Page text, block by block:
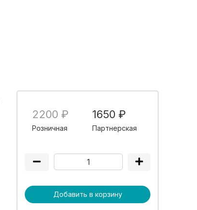
2200 ₽
Розничная
1650 ₽
Партнерская
Добавить в корзину